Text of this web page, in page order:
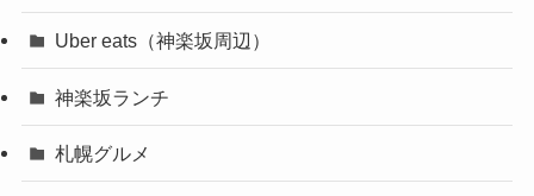
Uber eats（神楽坂周辺）
神楽坂ランチ
札幌グルメ